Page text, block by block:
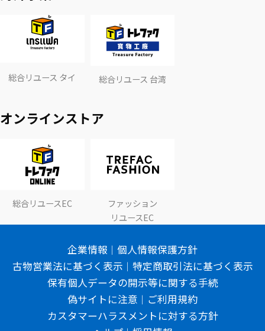
総合リユース タイ 総合リユース 台湾
オンラインストア
総合リユースEC
ファッション
リユースEC
企業情報
個人情報保護方針
古物営業法に基づく表示
特定商取引法に基づく表示
保有個人データの開示等に関する手続
偽サイトに注意
ご利用規約
カスタマーハラスメントに対する方針